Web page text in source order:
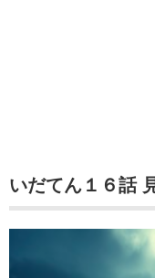
いだてん１６話